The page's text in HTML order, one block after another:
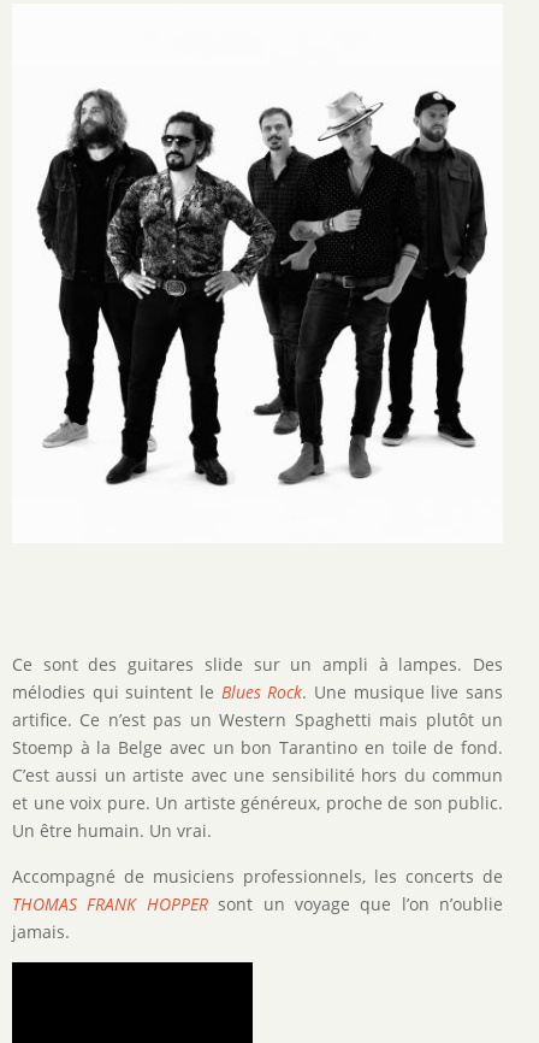
Ce sont des guitares slide sur un ampli à lampes. Des
mélodies qui suintent le Blues Rock. Une musique live sans
artifice. Ce n’est pas un Western Spaghetti mais plutôt un
Stoemp à la Belge avec un bon Tarantino en toile de fond.
C’est aussi un artiste avec une sensibilité hors du commun
et une voix pure. Un artiste généreux, proche de son public.
Un être humain. Un vrai.
Accompagné de musiciens professionnels, les concerts de
THOMAS FRANK HOPPERsont un voyage que l’on n’oublie
jamais.